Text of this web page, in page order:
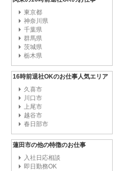
東京都
神奈川県
千葉県
群馬県
茨城県
栃木県
16時前退社OKのお仕事人気エリア
久喜市
川口市
上尾市
越谷市
春日部市
蓮田市の他の特徴のお仕事
入社日応相談
即日勤務OK